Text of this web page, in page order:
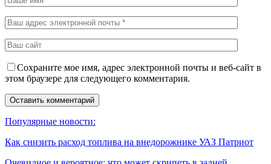
Сохраните мое имя, адрес электронной почты и веб-сайт в
этом браузере для следующего комментария.
Популярные новости:
Как снизить расход топлива на внедорожнике УАЗ Патриот